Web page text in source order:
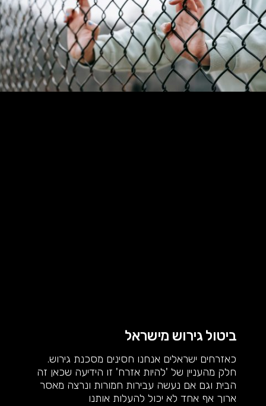
ביטול גירוש מישראל
כאזרחים ישראלים אנחנו חסינים מסכנת גירוש.
חלק מהעניין של 'להיות אזרח' זו הידיעה שכאן זה
הבית וגם אם נעשה עבירות חמורות ונרצה מאסר
ארוך אף אחד לא יכול להעלות אותנו